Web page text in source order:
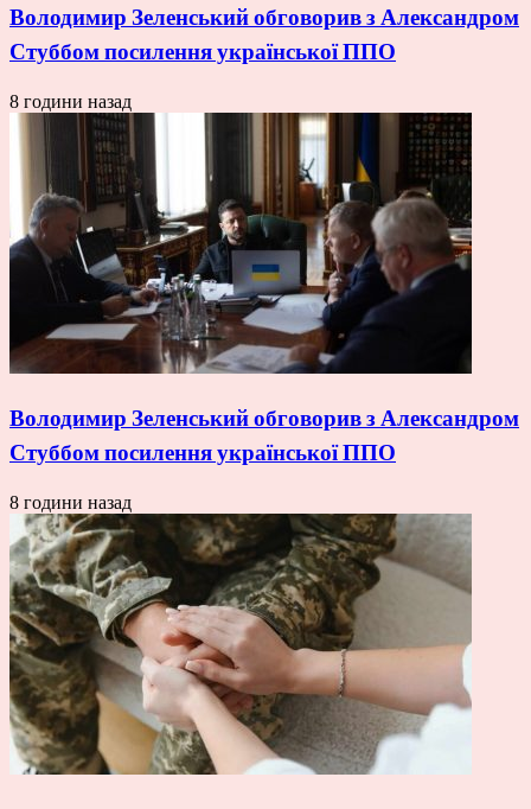
Володимир Зеленський обговорив з Александром
Стуббом посилення української ППО
8 години назад
Володимир Зеленський обговорив з Александром
Стуббом посилення української ППО
8 години назад